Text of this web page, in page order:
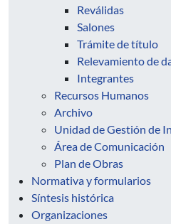
Reválidas
Salones
Trámite de título
Relevamiento de
Integrantes
Recursos Humanos
Archivo
Unidad de Gestión de
Área de Comunicación
Plan de Obras
Normativa y formularios
Síntesis histórica
Organizaciones